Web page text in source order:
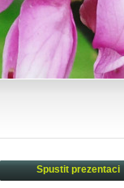
Spustit prezentaci